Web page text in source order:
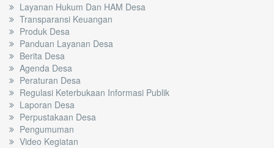
Layanan Hukum Dan HAM Desa
Transparansi Keuangan
Produk Desa
Panduan Layanan Desa
Berita Desa
Agenda Desa
Peraturan Desa
Regulasi Keterbukaan Informasi Publik
Laporan Desa
Perpustakaan Desa
Pengumuman
Video Kegiatan